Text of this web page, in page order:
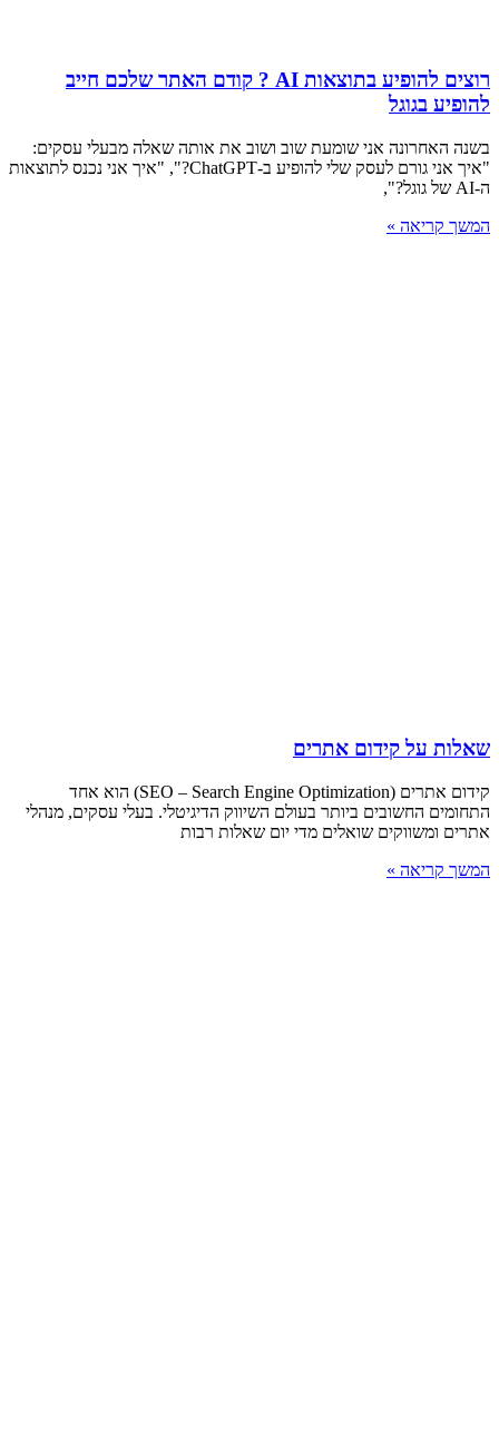
רוצים להופיע בתוצאות AI ? קודם האתר שלכם חייב
להופיע בגוגל
בשנה האחרונה אני שומעת שוב ושוב את אותה שאלה מבעלי עסקים:
"איך אני גורם לעסק שלי להופיע ב-ChatGPT?", "איך אני נכנס לתוצאות
ה-AI של גוגל?",
המשך קריאה »
שאלות על קידום אתרים
קידום אתרים (SEO – Search Engine Optimization) הוא אחד
התחומים החשובים ביותר בעולם השיווק הדיגיטלי. בעלי עסקים, מנהלי
אתרים ומשווקים שואלים מדי יום שאלות רבות
המשך קריאה »